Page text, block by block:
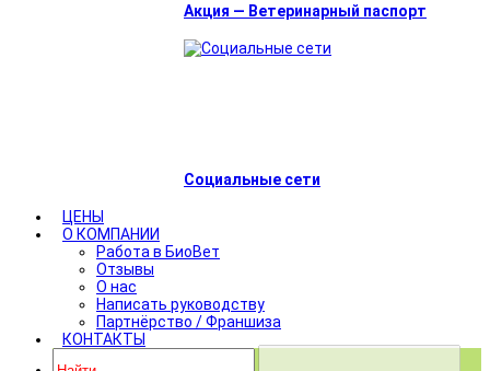
Акция — Ветеринарный паспорт
Социальные сети
ЦЕНЫ
О КОМПАНИИ
Работа в БиоВет
Отзывы
О нас
Написать руководству
Партнёрство / Франшиза
КОНТАКТЫ